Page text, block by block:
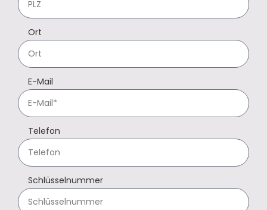
Ort
E-Mail
Telefon
Schlüsselnummer